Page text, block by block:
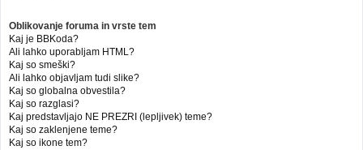
Oblikovanje foruma in vrste tem
Kaj je BBKoda?
Ali lahko uporabljam HTML?
Kaj so smeški?
Ali lahko objavljam tudi slike?
Kaj so globalna obvestila?
Kaj so razglasi?
Kaj predstavljajo NE PREZRI (lepljivek) teme?
Kaj so zaklenjene teme?
Kaj so ikone tem?